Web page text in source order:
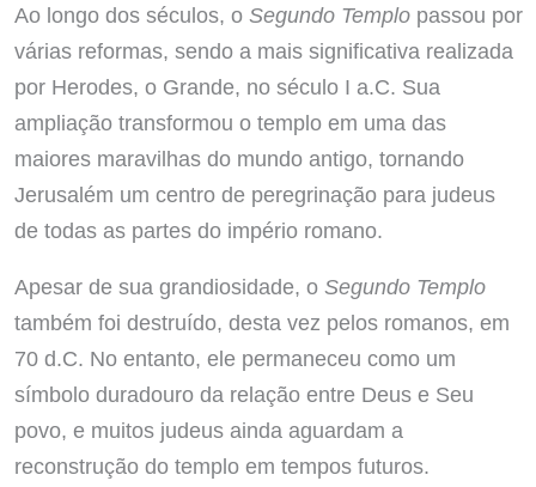
Ao longo dos séculos, o Segundo Templopassou por
várias reformas, sendo a mais significativa realizada
por Herodes, o Grande, no século I a.C. Sua
ampliação transformou o templo em uma das
maiores maravilhas do mundo antigo, tornando
Jerusalém um centro de peregrinação para judeus
de todas as partes do império romano.
Apesar de sua grandiosidade, o Segundo Templo
também foi destruído, desta vez pelos romanos, em
70 d.C. No entanto, ele permaneceu como um
símbolo duradouro da relação entre Deus e Seu
povo, e muitos judeus ainda aguardam a
reconstrução do templo em tempos futuros.